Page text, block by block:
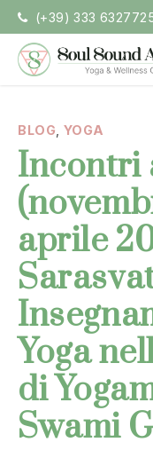
contenuto
(+39) 333
BLOG YOGA
Incontri
aprile
Yoga
di
Swami